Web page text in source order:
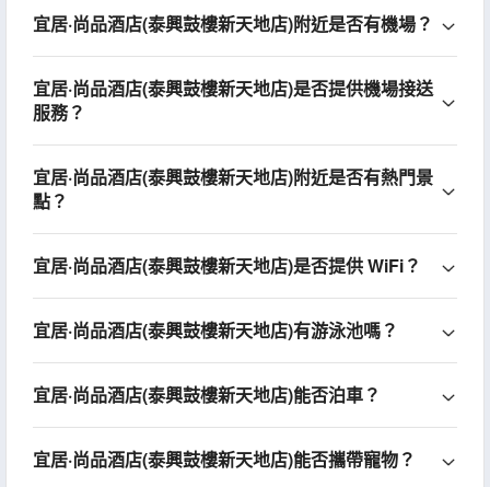
宜居·尚品酒店(泰興鼓樓新天地店)附近是否有機場？
宜居·尚品酒店(泰興鼓樓新天地店)是否提供機場接送
服務？
宜居·尚品酒店(泰興鼓樓新天地店)附近是否有熱門景
點？
宜居·尚品酒店(泰興鼓樓新天地店)是否提供 WiFi？
宜居·尚品酒店(泰興鼓樓新天地店)有游泳池嗎？
宜居·尚品酒店(泰興鼓樓新天地店)能否泊車？
宜居·尚品酒店(泰興鼓樓新天地店)能否攜帶寵物？